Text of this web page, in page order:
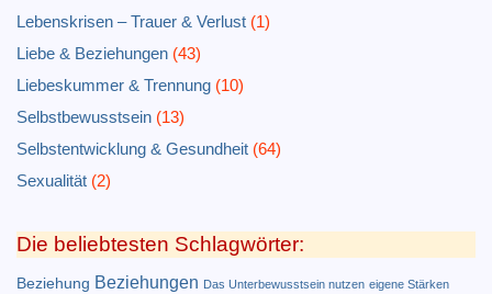
Lebenskrisen – Trauer & Verlust (1)
Liebe & Beziehungen (43)
Liebeskummer & Trennung (10)
Selbstbewusstsein (13)
Selbstentwicklung & Gesundheit (64)
Sexualität (2)
Die beliebtesten Schlagwörter:
Beziehung Beziehungen Das Unterbewusstsein nutzen eigene Stärken